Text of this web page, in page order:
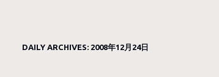
DAILY ARCHIVES: 2008年12月24日